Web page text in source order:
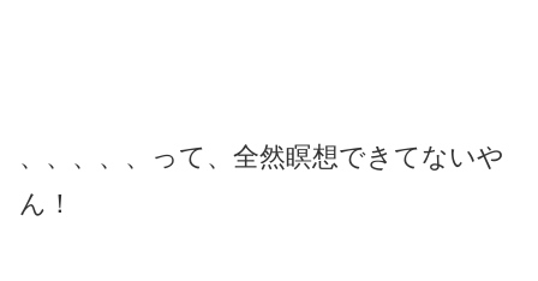
、、、、、って、全然瞑想できてないや
ん！